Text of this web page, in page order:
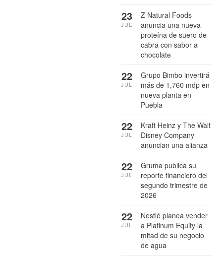
Z Natural Foods
anuncia una nueva
proteína de suero de
cabra con sabor a
chocolate
23
JUL
Grupo Bimbo invertirá
más de 1,760 mdp en
nueva planta en
Puebla
22
JUL
Kraft Heinz y The Walt
Disney Company
anuncian una alianza
22
JUL
Gruma publica su
reporte financiero del
segundo trimestre de
2026
22
JUL
Nestlé planea vender
a Platinum Equity la
mitad de su negocio
de agua
22
JUL